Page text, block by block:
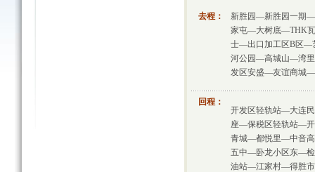
去程：
新胜园—新胜园一期
家屯—大树底—THK
士—出口加工区B区—
河公园—高城山—湾
发区安盛—友谊商城
回程：
开发区轻轨站—大连
座—保税区轻轨站—
青城—都悦里—中音
五中—卧龙小区东—
油站—江家村—得胜